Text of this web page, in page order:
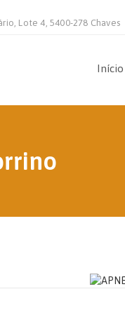
Lote 4, 5400-278 Chaves
Início